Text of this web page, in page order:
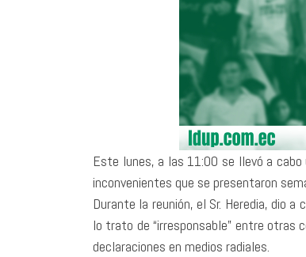
Este lunes, a las 11:00 se llevó a
inconvenientes que se presentaron
Durante la reunión, el Sr. Heredia, dio
lo trato de “irresponsable” entre otras
declaraciones en medios radiales.